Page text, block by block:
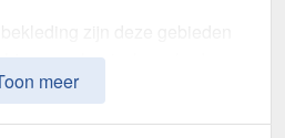
en mechanische schade.
ontwikkeld om
meer